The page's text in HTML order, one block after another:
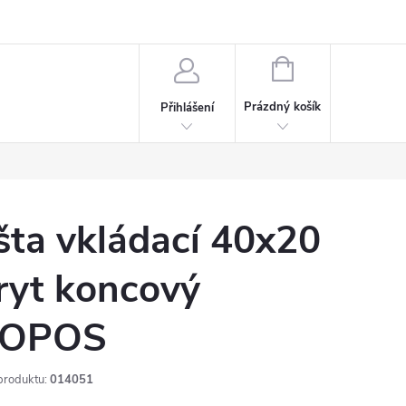
Přihlášení
NÁKUPNÍ
Prázdný košík
vkládací 40x20
koncový
014051